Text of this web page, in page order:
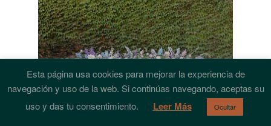
Esta página usa cookies para mejorar la experiencia de
navegación y uso de la web. Si continúas navegando, aceptas su
uso y das tu consentimiento.
Leer Más Ocultar